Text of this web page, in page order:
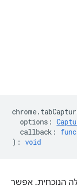
chrome.
options :
callback :
) : void
הנוכחית. אפשר